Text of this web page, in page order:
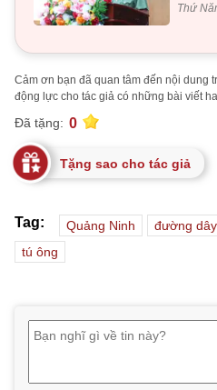
Thứ
Cảm ơn bạn đã quan tâm đến nội dung
động lực cho tác giả có những bài viết
Đã tặng: 0
Tặng sao cho tác giả
Tag: Quảng Ninh đường
tú ông